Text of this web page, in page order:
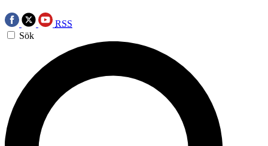
RSS
Sök